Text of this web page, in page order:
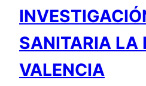
SANITARIA LA
VALENCIA